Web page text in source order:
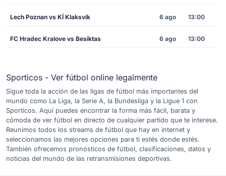
Lech Poznan vs KÍ Klaksvík 6 ago 13:00
FC Hradec Kralove vs Besiktas 6 ago 13:00
Sporticos - Ver fútbol online legalmente
Sigue toda la acción de las ligas de fútbol más importantes del
mundo como La Liga, la Serie A, la Bundesliga y la Ligue 1 con
Sporticos. Aquí puedes encontrar la forma más fácil, barata y
cómoda de ver fútbol en directo de cualquier partido que te interese.
Reunimos todos los streams de fútbol que hay en internet y
seleccionamos las mejores opciones para ti estés donde estés.
También ofrecemos pronósticos de fútbol, clasificaciones, datos y
noticias del mundo de las retransmisiones deportivas.